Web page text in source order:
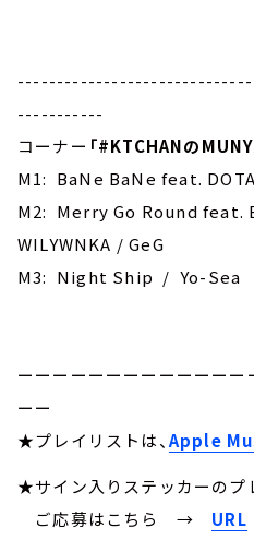
-----------
コーナー 「#KTCHANの
M1: BaNe BaNe feat.
M2: Merry Go Round feat.
WILYWNKA / GeG
M3: Night Ship / Yo-Sea
ーーーーーーーーーーーー
ーー
★プレイリストは、Apple
★サイン入りステッカーのプ
ご応募はこちら →
URL